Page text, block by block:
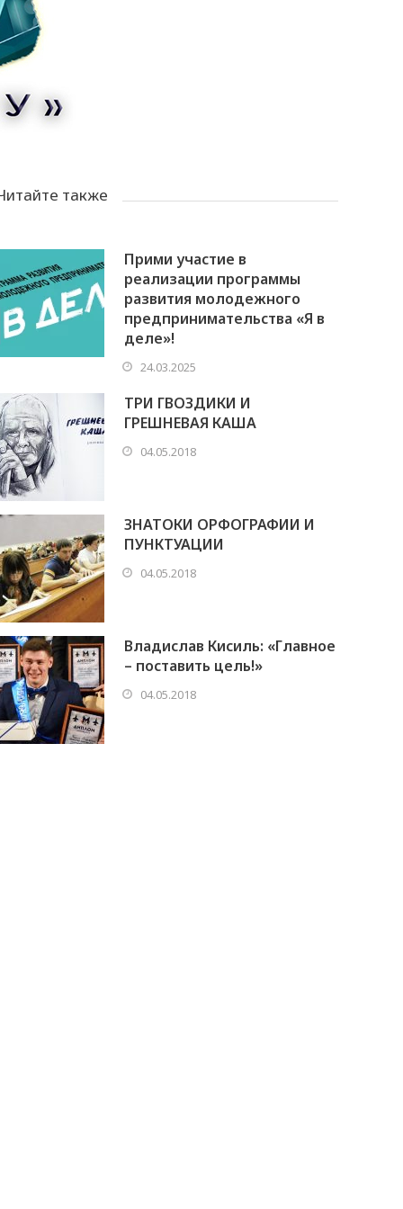
также
Прими участие в
реализации программы
развития молодежного
предпринимательства «Я в
деле»!
24.03.2025
ТРИ ГВОЗДИКИ И
ГРЕШНЕВАЯ КАША
04.05.2018
ЗНАТОКИ ОРФОГРАФИИ И
ПУНКТУАЦИИ
04.05.2018
Владислав Кисиль: «Главное
– поставить цель!»
04.05.2018